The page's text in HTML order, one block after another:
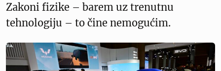
Zakoni fizike – barem uz trenutnu
tehnologiju – to čine nemogućim.